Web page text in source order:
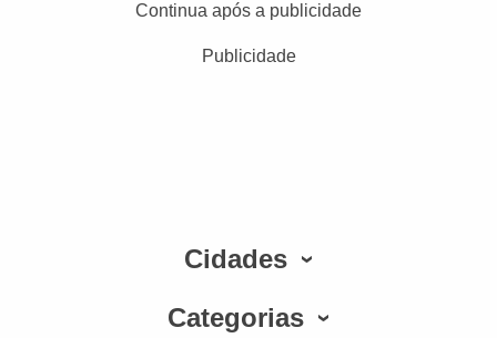
Continua após a publicidade
Publicidade
Cidades
Categorias